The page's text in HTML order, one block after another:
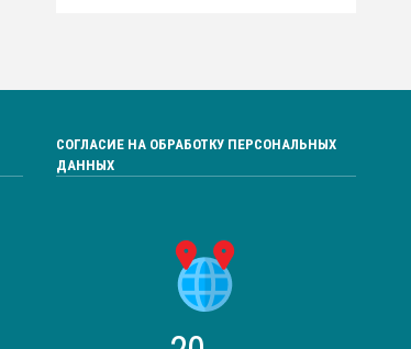
СОГЛАСИЕ НА ОБРАБОТКУ ПЕРСОНАЛЬНЫХ
ДАННЫХ